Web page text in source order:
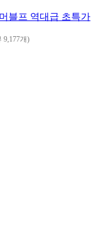
블프 역대급 초특가
9,177개)